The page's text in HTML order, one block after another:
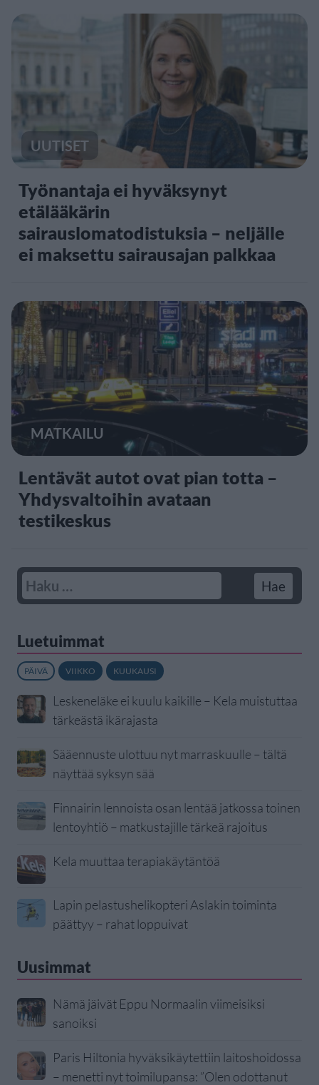
UUTISET
Työnantaja ei hyväksynyt
etälääkärin
sairauslomatodistuksia – neljälle
ei maksettu sairausajan palkkaa
MATKAILU
Lentävät autot ovat pian totta –
Yhdysvaltoihin avataan
testikeskus
Luetuimmat
PÄIVÄ VIIKKO KUUKAUSI
Leskeneläke ei kuulu kaikille – Kela muistuttaa
tärkeästä ikärajasta
Sääennuste ulottuu nyt marraskuulle – tältä
näyttää syksyn sää
Finnairin lennoista osan lentää jatkossa toinen
lentoyhtiö – matkustajille tärkeä rajoitus
Kela muuttaa terapiakäytäntöä
Lapin pelastushelikopteri Aslakin toiminta
päättyy – rahat loppuivat
Uusimmat
Nämä jäivät Eppu Normaalin viimeisiksi
sanoiksi
Paris Hiltonia hyväksikäytettiin laitoshoidossa
– menetti nyt toimilupansa: ”Olen odottanut